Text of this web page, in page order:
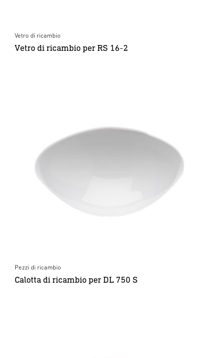
Vetro di ricambio
Vetro di ricambio per RS 16-2
Pezzi di ricambio
Calotta di ricambio per DL 750 S